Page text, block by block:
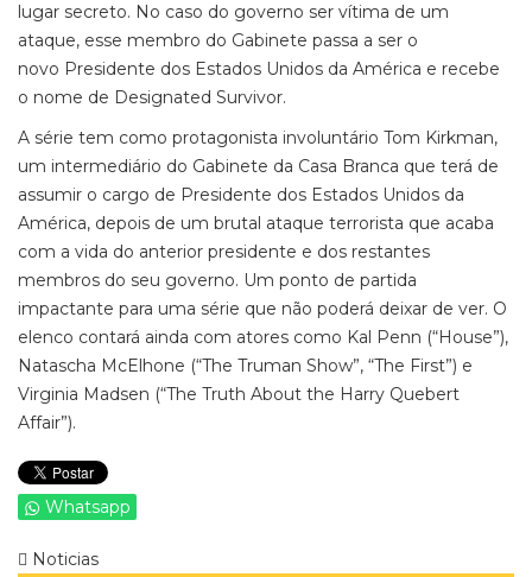
lugar secreto. No caso do governo ser vítima de um
ataque, esse membro do Gabinete passa a ser o
novo Presidente dos Estados Unidos da América e recebe
o nome de Designated Survivor.
A série tem como protagonista involuntário Tom Kirkman,
um intermediário do Gabinete da Casa Branca que terá de
assumir o cargo de Presidente dos Estados Unidos da
América, depois de um brutal ataque terrorista que acaba
com a vida do anterior presidente e dos restantes
membros do seu governo. Um ponto de partida
impactante para uma série que não poderá deixar de ver. O
elenco contará ainda com atores como Kal Penn (“House”),
Natascha McElhone (“The Truman Show”, “The First”) e
Virginia Madsen (“The Truth About the Harry Quebert
Affair”).
Whatsapp
Noticias